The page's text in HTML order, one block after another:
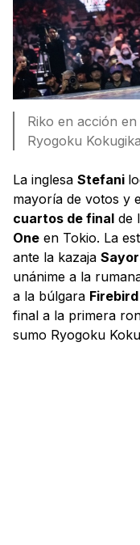
Riko en acción
Ryogoku
La inglesa Stefani
mayoría de votos y
cuartos de final de
One en Tokio. La
ante la kazaja
unánime a la
a la búlgara Firebird
final a la primera
sumo Ryogoku